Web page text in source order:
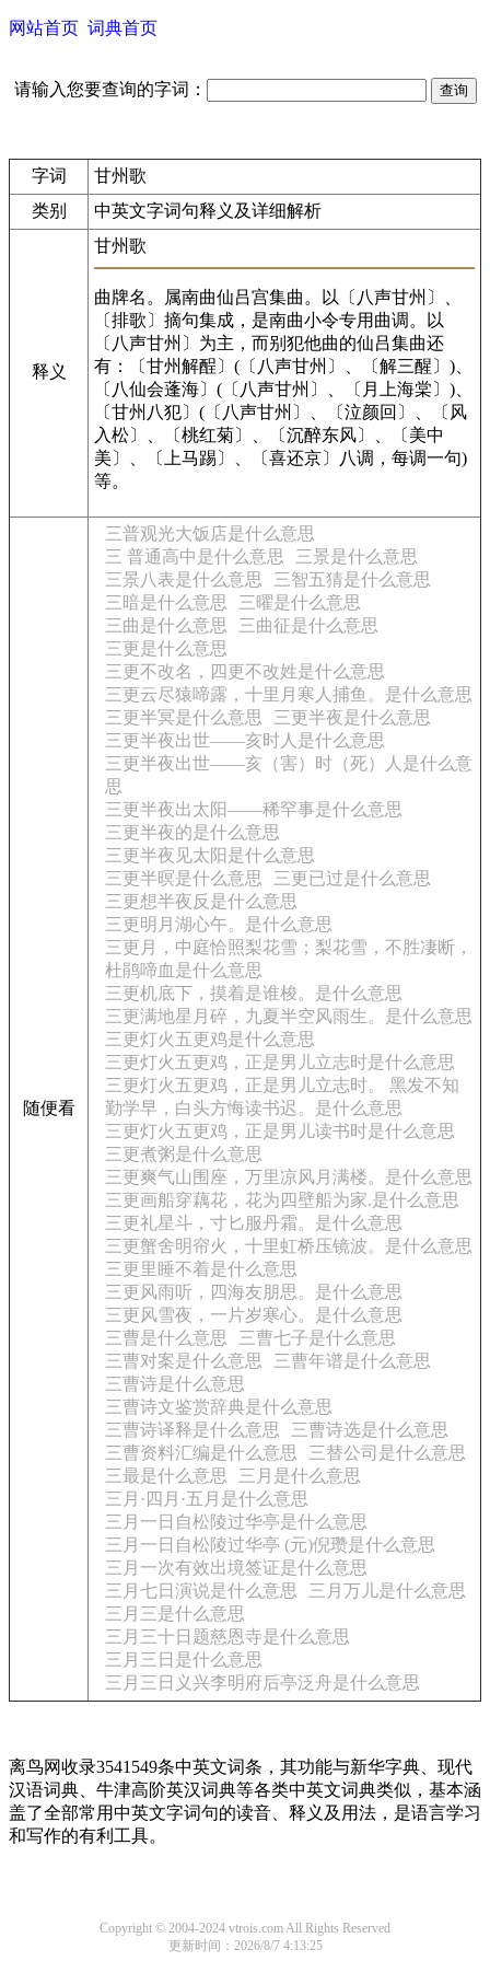
网站首页 词典首页
请输入您要查询的字词：
字词
甘州歌
类别
中英文字词句释义及详细解析
释义
甘州歌
曲牌名。属南曲仙吕宫集曲。以〔八声甘州〕、
〔排歌〕摘句集成，是南曲小令专用曲调。以
〔八声甘州〕为主，而别犯他曲的仙吕集曲还
有：〔甘州解酲〕(〔八声甘州〕、〔解三醒〕)、
〔八仙会蓬海〕(〔八声甘州〕、〔月上海棠〕)、
〔甘州八犯〕(〔八声甘州〕、〔泣颜回〕、〔风
入松〕、〔桃红菊〕、〔沉醉东风〕、〔美中
美〕、〔上马踢〕、〔喜还京〕八调，每调一句)
等。
随便看
三普观光大饭店是什么意思
三 普通高中是什么意思
三景是什么意思
三景八表是什么意思
三智五猜是什么意思
三暗是什么意思
三曜是什么意思
三曲是什么意思
三曲征是什么意思
三更是什么意思
三更不改名，四更不改姓是什么意思
三更云尽猿啼露，十里月寒人捕鱼。是什么意思
三更半冥是什么意思
三更半夜是什么意思
三更半夜出世——亥时人是什么意思
三更半夜出世——亥（害）时（死）人是什么意
思
三更半夜出太阳——稀罕事是什么意思
三更半夜的是什么意思
三更半夜见太阳是什么意思
三更半暝是什么意思
三更已过是什么意思
三更想半夜反是什么意思
三更明月湖心午。是什么意思
三更月，中庭恰照梨花雪；梨花雪，不胜凄断，
杜鹃啼血是什么意思
三更机底下，摸着是谁梭。是什么意思
三更满地星月碎，九夏半空风雨生。是什么意思
三更灯火五更鸡是什么意思
三更灯火五更鸡，正是男儿立志时是什么意思
三更灯火五更鸡，正是男儿立志时。 黑发不知
勤学早，白头方悔读书迟。是什么意思
三更灯火五更鸡，正是男儿读书时是什么意思
三更煮粥是什么意思
三更爽气山围座，万里凉风月满楼。是什么意思
三更画船穿藕花，花为四壁船为家.是什么意思
三更礼星斗，寸匕服丹霜。是什么意思
三更蟹舍明帘火，十里虹桥压镜波。是什么意思
三更里睡不着是什么意思
三更风雨听，四海友朋思。是什么意思
三更风雪夜，一片岁寒心。是什么意思
三曹是什么意思
三曹七子是什么意思
三曹对案是什么意思
三曹年谱是什么意思
三曹诗是什么意思
三曹诗文鉴赏辞典是什么意思
三曹诗译释是什么意思
三曹诗选是什么意思
三曹资料汇编是什么意思
三替公司是什么意思
三最是什么意思
三月是什么意思
三月·四月·五月是什么意思
三月一日自松陵过华亭是什么意思
三月一日自松陵过华亭 (元)倪瓒是什么意思
三月一次有效出境签证是什么意思
三月七日演说是什么意思
三月万儿是什么意思
三月三是什么意思
三月三十日题慈恩寺是什么意思
三月三日是什么意思
三月三日义兴李明府后亭泛舟是什么意思
离鸟网收录3541549条中英文词条，其功能与新华字典、现代
汉语词典、牛津高阶英汉词典等各类中英文词典类似，基本涵
盖了全部常用中英文字词句的读音、释义及用法，是语言学习
和写作的有利工具。
Copyright © 2004-2024 vtrois.com All Rights Reserved
更新时间：2026/8/7 4:13:25